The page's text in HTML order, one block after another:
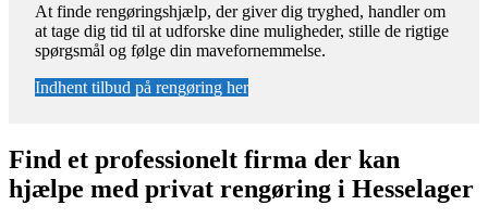
At finde rengøringshjælp, der giver dig tryghed, handler om
at tage dig tid til at udforske dine muligheder, stille de rigtige
spørgsmål og følge din mavefornemmelse.
Indhent tilbud på rengøring her
Find et professionelt firma der kan
hjælpe med privat rengøring i Hesselager